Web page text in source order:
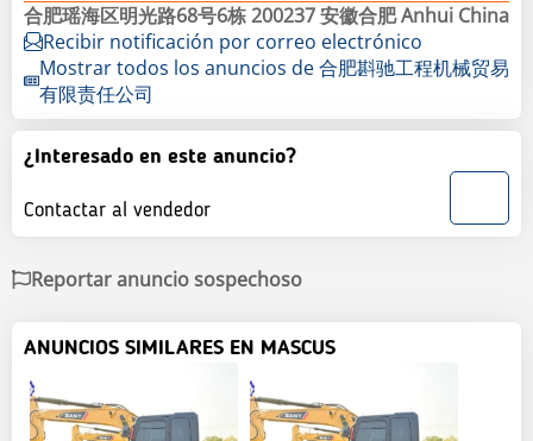
合肥瑶海区明光路68号6栋 200237 安徽合肥 Anhui China
Recibir notificación por correo electrónico
Mostrar todos los anuncios de 合肥斟驰工程机械贸易
有限责任公司
¿Interesado en este anuncio?
Contactar al vendedor
Reportar anuncio sospechoso
ANUNCIOS SIMILARES EN MASCUS